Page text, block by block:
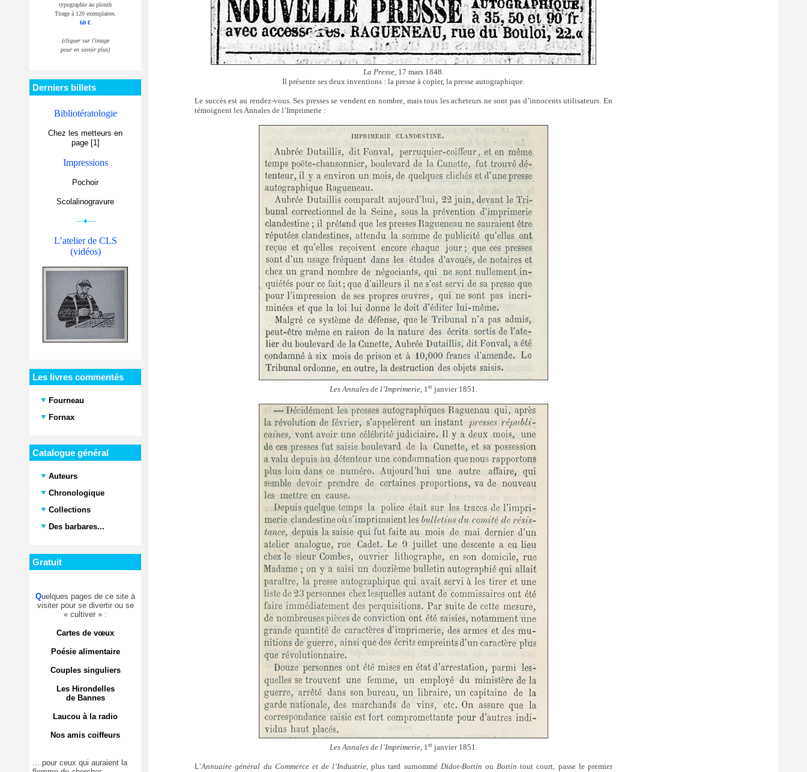
typographie au plomb
Tirage à 120 exemplaires.
60 €
(cliquer sur l'image
pour en savoir plus)
Derniers billets
Bibliotératologie
Chez les metteurs en
page [1]
Impressions
Pochoir
Scolalinogravure
—♦—
L’atelier de CLS
(vidéos)
Les livres commentés
Fourneau
Fornax
Catalogue général
Auteurs
Chronologique
Collections
Des barbares...
Gratuit
Quelques pages de ce site à
visiter pour se divertir ou se
« cultiver » :
Cartes de vœux
Poésie alimentaire
Couples singuliers
Les Hirondelles
de Bannes
Laucou à la radio
Nos amis coiffeurs
... pour ceux qui auraient la
La Presse, 17 mars 1848.
Il présente ses deux inventions : la presse à copier, la presse autographique.
Le succès est au rendez-vous. Ses presses se vendent en nombre, mais tous les acheteurs ne sont pas d’innocents utilisateurs. En
témoignent les Annales de l’Imprimerie :
Les Annales de l’Imprimerie, 1 er janvier 1851.
Les Annales de l’Imprimerie, 1er janvier 1851.
L’Annuaire général du Commerce et de l’Industrie, plus tard surnommé Didot-Bottin ouBottin tout court, passe le premier